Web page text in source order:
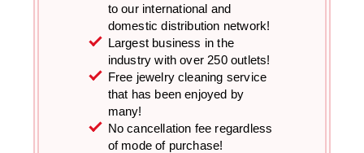
to our international and
domestic distribution network!
Largest business in the
industry with over 250 outlets!
Free jewelry cleaning service
that has been enjoyed by
many!
No cancellation fee regardless
of mode of purchase!